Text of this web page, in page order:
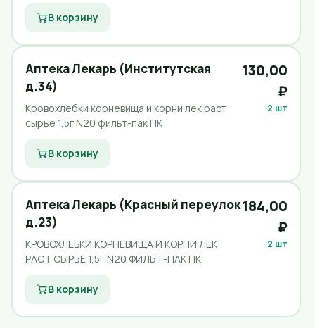
В корзину
Аптека Лекарь (Институтская
д.34)
Кровохлебки корневища и корни лек раст
сырье 1,5г N20 фильт-пак ПК
130,00
₽
2 шт
В корзину
Аптека Лекарь (Красный переулок
д.23)
КРОВОХЛЕБКИ КОРНЕВИЩА И КОРНИ ЛЕК
РАСТ СЫРЬЕ 1,5Г N20 ФИЛЬТ-ПАК ПК
184,00
₽
2 шт
В корзину